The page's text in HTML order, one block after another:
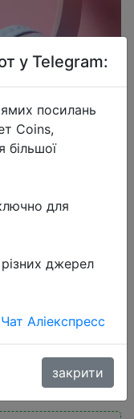
Mp3
Headset
у Telegram:
посилань
Coins,
більшої
для
джерел
Чат Аліекспресс
закрити